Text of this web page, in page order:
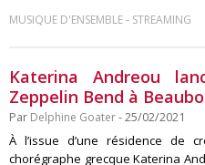
MUSIQUE D'ENSEMBLE- STREAMING
Katerina Andreou
Zeppelin Bend à
Par Delphine Goater- 25/02/2021
À l’issue d’une résidence de
chorégraphe grecque Katerina